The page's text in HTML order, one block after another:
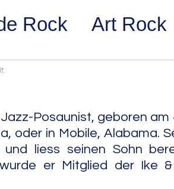
Rock Art Rock
Noise Rock
Stoner Rock
Indie Rock/Indie
Posaunist, geboren am
oder in Mobile, Alabama.
und liess seinen Sohn
er Mitglied der Ike